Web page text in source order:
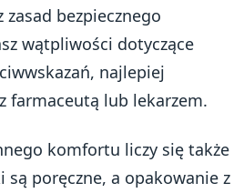
bezpiecznego
wątpliwości dotyczące
najlepiej
farmaceutą lub lekarzem.
komfortu liczy się także
poręczne, a opakowanie z